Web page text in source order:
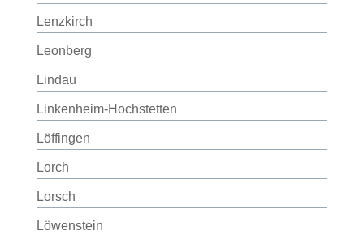
Lenzkirch
Leonberg
Lindau
Linkenheim-Hochstetten
Löffingen
Lorch
Lorsch
Löwenstein